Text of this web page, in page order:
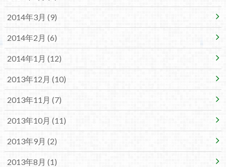
2014年3月 (9)
2014年2月 (6)
2014年1月 (12)
2013年12月 (10)
2013年11月 (7)
2013年10月 (11)
2013年9月 (2)
2013年8月 (1)